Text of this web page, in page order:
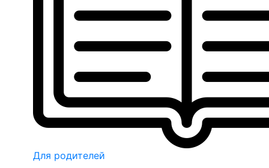
Для родителей